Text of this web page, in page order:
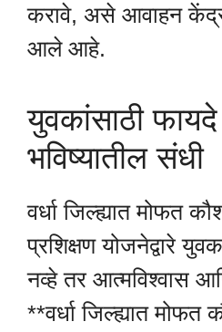
करावे, असे आवाहन
आले आहे.
युवकांसाठी
भविष्यातील संधी
वर्धा जिल्ह्यात मोफत
प्रशिक्षण योजनेद्वारे
नव्हे तर आत्मविश्वास
**वर्धा जिल्ह्यात मोफत